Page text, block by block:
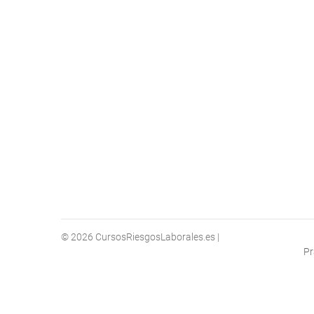
© 2026 CursosRiesgosLaborales.es |